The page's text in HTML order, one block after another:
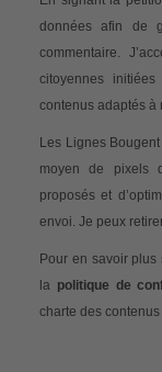
données afin de
commentaire.
citoyennes
contenus adaptés à
Les Lignes
moyen de pixels
proposés et
envoi. Je peux
Pour en savoir plus
la politique de
charte des